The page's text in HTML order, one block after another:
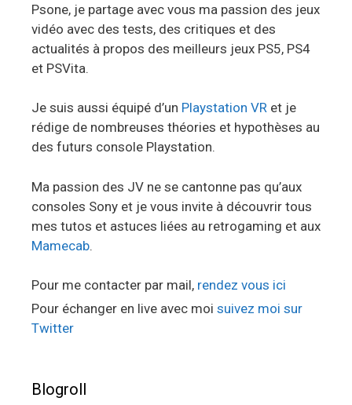
Psone, je partage avec vous ma passion des jeux
vidéo avec des tests, des critiques et des
actualités à propos des meilleurs jeux PS5, PS4
et PSVita.
Je suis aussi équipé d’un Playstation VR et je
rédige de nombreuses théories et hypothèses au
des futurs console Playstation.
Ma passion des JV ne se cantonne pas qu’aux
consoles Sony et je vous invite à découvrir tous
mes tutos et astuces liées au retrogaming et aux
Mamecab.
Pour me contacter par mail, rendez vous ici
Pour échanger en live avec moi suivez moi sur
Twitter
Blogroll